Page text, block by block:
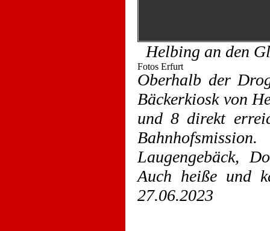
Helbing an den
Oberhalb der
Bäckerkiosk von
und 8 direkt
Laugengebäck,
Auch heiße und
27.06.2023